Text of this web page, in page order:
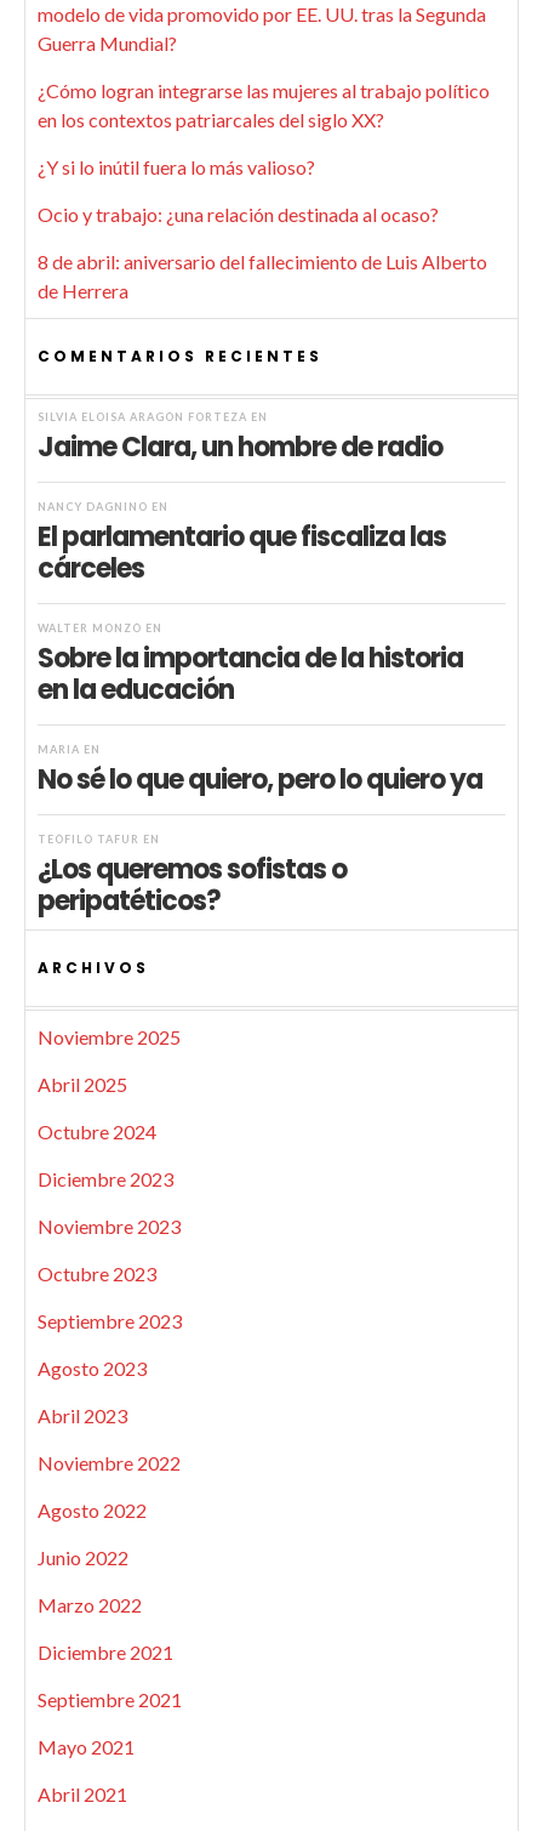
modelo de vida promovido por EE. UU. tras la Segunda
Guerra Mundial?
¿Cómo logran integrarse las mujeres al trabajo político
en los contextos patriarcales del siglo XX?
¿Y si lo inútil fuera lo más valioso?
Ocio y trabajo: ¿una relación destinada al ocaso?
8 de abril: aniversario del fallecimiento de Luis Alberto
de Herrera
COMENTARIOS RECIENTES
SILVIA ELOISA ARAGÓN FORTEZA EN
Jaime Clara, un hombre de radio
NANCY DAGNINO EN
El parlamentario que fiscaliza las
cárceles
WALTER MONZÓ EN
Sobre la importancia de la historia
en la educación
MARIA EN
No sé lo que quiero, pero lo quiero ya
TEÓFILO TAFUR EN
¿Los queremos sofistas o
peripatéticos?
ARCHIVOS
Noviembre 2025
Abril 2025
Octubre 2024
Diciembre 2023
Noviembre 2023
Octubre 2023
Septiembre 2023
Agosto 2023
Abril 2023
Noviembre 2022
Agosto 2022
Junio 2022
Marzo 2022
Diciembre 2021
Septiembre 2021
Mayo 2021
Abril 2021